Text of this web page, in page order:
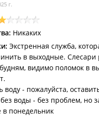
г.
Никаких
Экстренная служба,
в выходные. Слесари
видимо поломок в
воду - пожалуйста,
воды - без проблем, но
в понедельник